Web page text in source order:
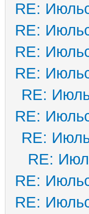
RE:
RE:
RE:
RE:
RE:
RE:
RE:
RE:
RE:
RE: